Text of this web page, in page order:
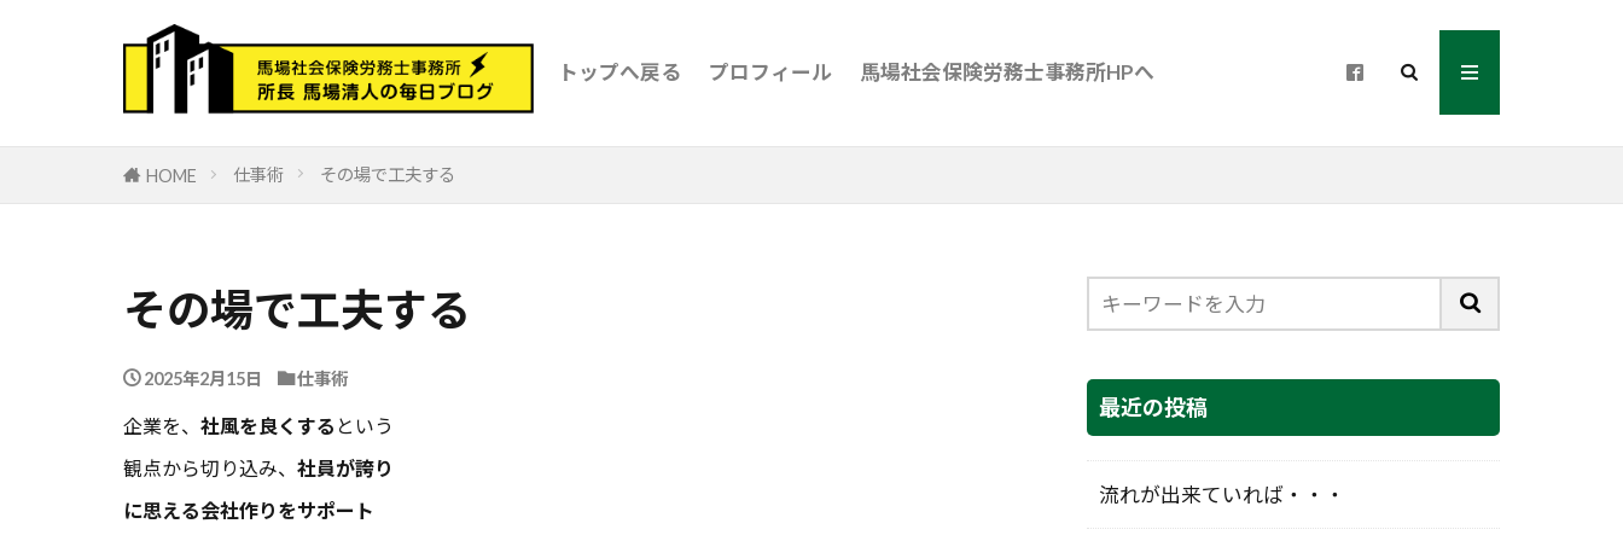
トップへ戻る プロフィール 馬場社会保険労務士事務所HPへ
HOME 仕事術 その場で工夫する
その場で工夫する
2025年2月15日 仕事術
企業を、 社風を良くする という
観点から切り込み、 社員が誇り
に思える会社作りをサポート
最近の投稿
流れが出来ていれば・・・